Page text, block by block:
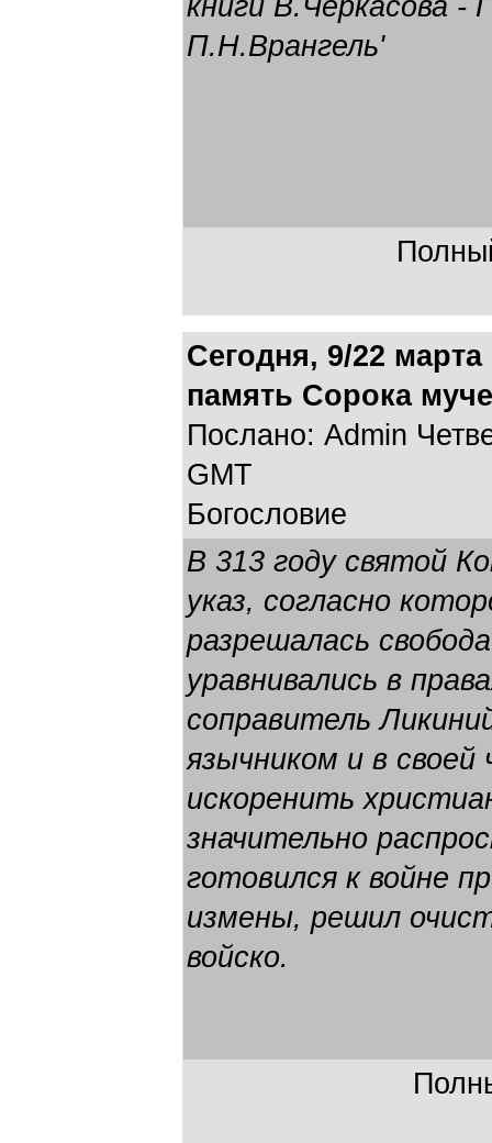
книги В.Черкасова -
П.Н.Врангель'
Сегодня, 9/22
память Сорока
Послано: Admin
GMT
Богословие
В 313 году святой
указ, согласно
разрешалась
уравнивались в
соправитель
язычником и в
искоренить
значительно
готовился к войне
измены, решил
войско.